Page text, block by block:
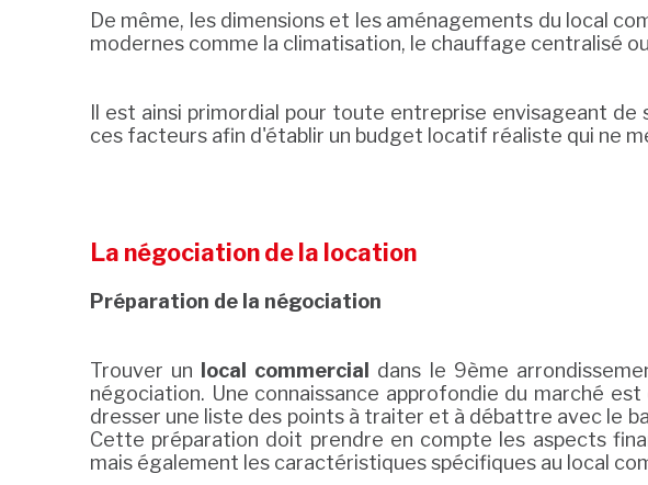
De même, les dimensions et les aménagements du local
modernes comme la climatisation, le chauffage centralisé
Il est ainsi primordial pour toute entreprise envisageant
ces facteurs afin d'établir un budget locatif réaliste qui ne
La négociation de la location
Préparation de la négociation
Trouver un local commercial
dans le 9ème
négociation. Une connaissance approfondie du marché
dresser une liste des points à traiter et à débattre avec le
Cette préparation doit prendre en compte les aspects
mais également les caractéristiques spécifiques au local